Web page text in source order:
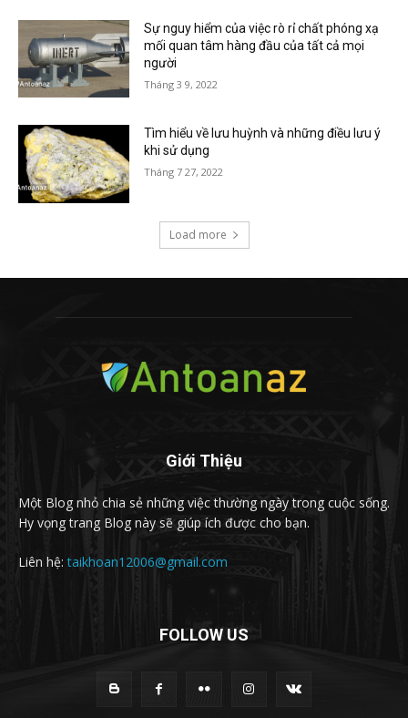
Sự nguy hiểm của việc rò rỉ chất phóng xạ
mối quan tâm hàng đầu của tất cả mọi
người
Tháng 3 9, 2022
Tìm hiểu về lưu huỳnh và những điều lưu ý
khi sử dụng
Tháng 7 27, 2022
Load more
Giới Thiệu
Một Blog nhỏ chia sẻ những việc thường ngày trong cuộc sống.
Hy vọng trang Blog này sẽ giúp ích được cho bạn.
Liên hệ:taikhoan12006@gmail.com
FOLLOW US